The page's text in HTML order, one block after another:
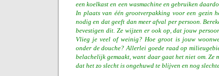
een koelkast en een wasmachine en gebruiken
In plaats van één grootverpakking voor een gezin
nodig en dat geeft dan meer afval per persoon.
bevestigen dit. Ze wijzen er ook op, dat jouw
Vlieg je veel of weinig? Hoe groot is jouw
onder de douche? Allerlei goede raad op
belachelijk gemaakt, want daar gaat het niet om. Ze
dat het zo slecht is ongehuwd te blijven en nog